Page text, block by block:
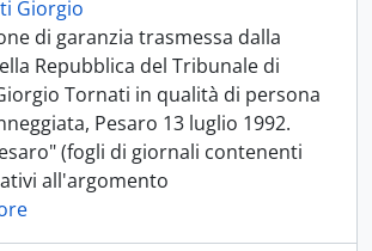
Giorgio
di garanzia trasmessa dalla
Repubblica del Tribunale di
Tornati in qualità di persona
Pesaro 13 luglio 1992.
(fogli di giornali contenenti
all'argomento